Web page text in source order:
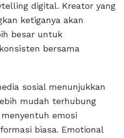
digital. Kreator yang
ketiganya akan
besar untuk
bersama
sosial menunjukkan
mudah terhubung
emosi
biasa. Emotional